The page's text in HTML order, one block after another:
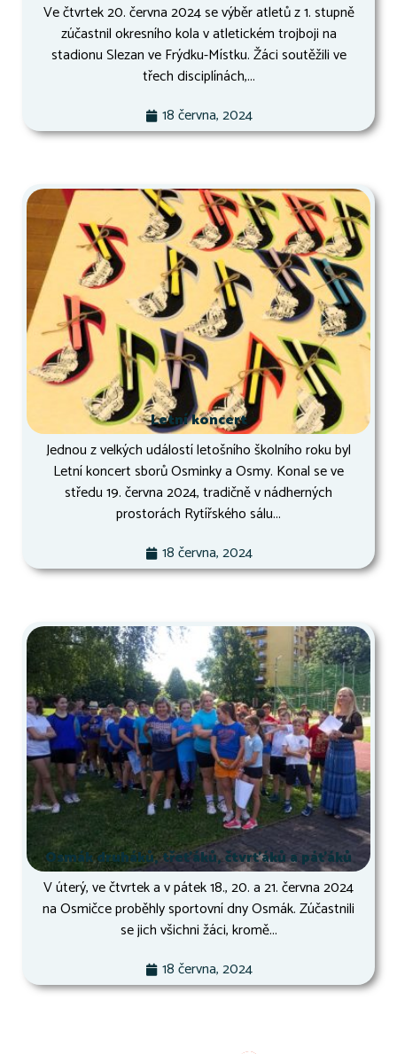
Ve čtvrtek 20. června 2024 se výběr atletů z 1. stupně
zúčastnil okresního kola v atletickém trojboji na
stadionu Slezan ve Frýdku-Místku. Žáci soutěžili ve
třech disciplínách,...
18 června, 2024
Letní koncert
Jednou z velkých událostí letošního školního roku byl
Letní koncert sborů Osminky a Osmy. Konal se ve
středu 19. června 2024, tradičně v nádherných
prostorách Rytířského sálu...
18 června, 2024
Osmák druháků, třeťáků, čtvrťáků a páťáků
V úterý, ve čtvrtek a v pátek 18., 20. a 21. června 2024
na Osmičce proběhly sportovní dny Osmák. Zúčastnili
se jich všichni žáci, kromě...
18 června, 2024